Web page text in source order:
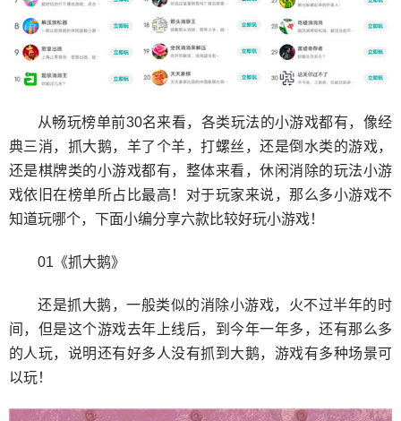
从畅玩榜单前30名来看，各类玩法的小游戏都有，像经
典三消，抓大鹅，羊了个羊，打螺丝，还是倒水类的游戏，
还是棋牌类的小游戏都有，整体来看，休闲消除的玩法小游
戏依旧在榜单所占比最高！对于玩家来说，那么多小游戏不
知道玩哪个，下面小编分享六款比较好玩小游戏！
01《抓大鹅》
还是抓大鹅，一般类似的消除小游戏，火不过半年的时
间，但是这个游戏去年上线后，到今年一年多，还有那么多
的人玩，说明还有好多人没有抓到大鹅，游戏有多种场景可
以玩！